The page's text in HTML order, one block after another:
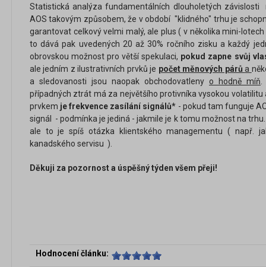
Statistická analýza fundamentálních dlouholetých
AOS takovým způsobem, že v období "klidného" trhu je
garantovat celkový velmi malý, ale plus ( v několika mini-
to dává pak uvedených 20 až 30% ročního zisku a každý
obrovskou možnost pro větší spekulaci, pokud zapne svůj
ale jedním z ilustrativních prvků je počet měnových párůa
a sledovanosti jsou naopak obchodovatleny o hodně míň
případných ztrát má za největšího protivníka vysokou volatilitu
prvkem je frekvence zasílání signálů* - pokud tam funguje
signál - podmínka je jediná - jakmile je k tomu možnost na
ale to je spíš otázka klientského managementu ( např.
kanadského servisu ).
Děkuji za pozornost a úspěšný týden všem přeji!
Hodnocení článku: